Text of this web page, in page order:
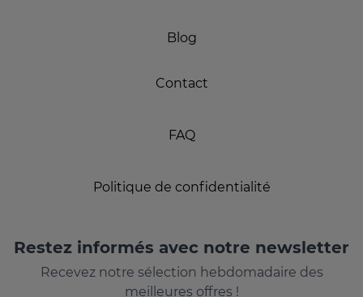
Blog
Contact
FAQ
Politique de confidentialité
Restez informés avec notre newsletter
Recevez notre sélection hebdomadaire des
meilleures offres !